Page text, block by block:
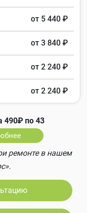
от 5 440 ₽
от 3 840 ₽
от 2 240 ₽
от 2 240 ₽
490₽ по 43
ремонте в нашем